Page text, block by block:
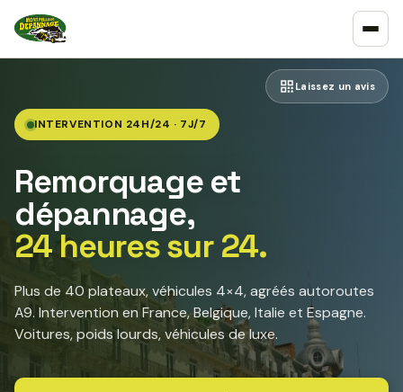
Laissez un avis
INTERVENTION 24H/24 · 7J/7
Remorquage et
dépannage,
24 heures sur 24.
Plus de 40 plateaux, véhicules 4×4, agréés autoroutes
A9. Intervention en France, Belgique, Italie et Espagne.
Voitures, poids lourds, véhicules de luxe.